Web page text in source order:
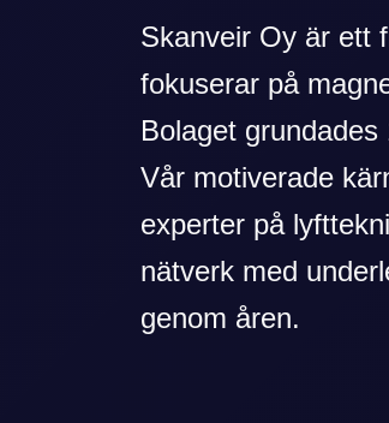
Skanveir Oy är ett
fokuserar på
Bolaget
Vår motiverade
experter på
nätverk med
genom åren.